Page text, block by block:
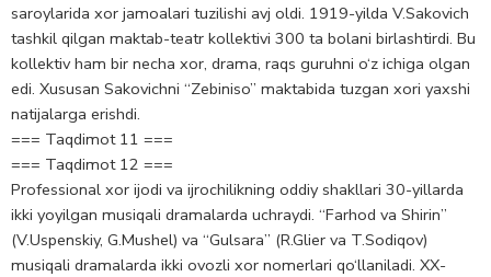
saroylarida xor jamoalari tuzilishi avj oldi. 1919-yilda V.Sakovich
tashkil qilgan maktab-teatr kollektivi 300 ta bolani birlashtirdi. Bu
kollektiv ham bir necha xor, drama, raqs guruhni o‘z ichiga olgan
edi. Xususan Sakovichni “Zebiniso” maktabida tuzgan xori yaxshi
natijalarga erishdi.
=== Taqdimot 11 ===
=== Taqdimot 12 ===
Professional xor ijodi va ijrochilikning oddiy shakllari 30-yillarda
ikki yoyilgan musiqali dramalarda uchraydi. “Farhod va Shirin”
(V.Uspenskiy, G.Mushel) va “Gulsara” (R.Glier va T.Sodiqov)
musiqali dramalarda ikki ovozli xor nomerlari qo‘llaniladi. XX-